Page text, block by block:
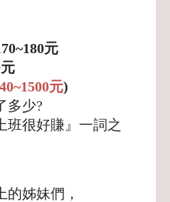
元
元)
多少?
班很好賺』一詞之
的姊妹們，